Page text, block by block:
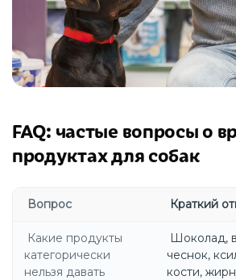
FAQ: частые вопросы о
продуктах для собак
Вопрос Краткий
Какие продукты
категорически
нельзя давать
Шоколад,
чеснок,
кости,